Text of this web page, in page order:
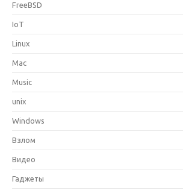
FreeBSD
IoT
Linux
Mac
Music
unix
Windows
Взлом
Видео
Гаджеты